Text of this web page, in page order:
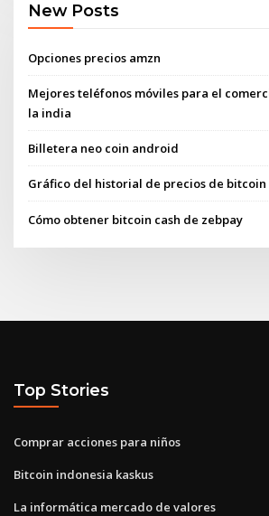
New Posts
Opciones precios amzn
Mejores teléfonos móviles para el
la india
Billetera neo coin android
Gráfico del historial de precios de bitcoin
Cómo obtener bitcoin cash de zebpay
Top Stories
Comprar acciones para niños
Bitcoin indonesia kaskus
La informática mercado de valores